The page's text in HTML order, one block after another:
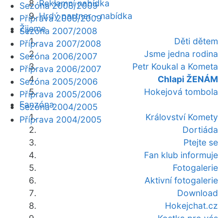
Reklamní nabídka
Hrdý partner - nabídka
Žijeme
Děti dětem
Jsme jedna rodina
Petr Koukal a Kometa
Chlapi ŽENÁM
Hokejová tombola
Fanzóna
Království Komety
Dortiáda
Ptejte se
Fan klub informuje
Fotogalerie
Aktivní fotogalerie
Download
Hokejchat.cz
Sezóna 2008/2009
Příprava 2008/2009
Sezóna 2007/2008
Příprava 2007/2008
Sezóna 2006/2007
Příprava 2006/2007
Sezóna 2005/2006
Příprava 2005/2006
Sezóna 2004/2005
Příprava 2004/2005